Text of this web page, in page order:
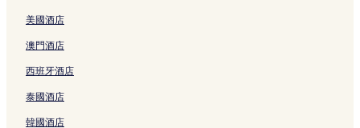
a
頁
m
n
面
i
e
X
i
m
e
面
o
頁
t
u
面
面
n
頁
面
T
i
e
i
頁
面
o
e
頁
面
美國酒店
澳門酒店
西班牙酒店
泰國酒店
韓國酒店